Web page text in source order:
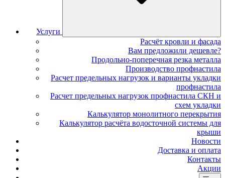
Услуги
Расчёт кровли и фасада
Вам предложили дешевле?
Продольно-поперечная резка металла
Производство профнастила
Расчет предельных нагрузок и варианты укладки
профнастила
Расчет предельных нагрузок профнастила СКН и
схем укладки
Калькулятор монолитного перекрытия
Калькулятор расчёта водосточной системы для
крыши
Новости
Доставка и оплата
Контакты
Акции